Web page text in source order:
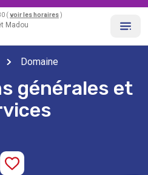
( voir les horaires )
Madou
Domaine
générales et